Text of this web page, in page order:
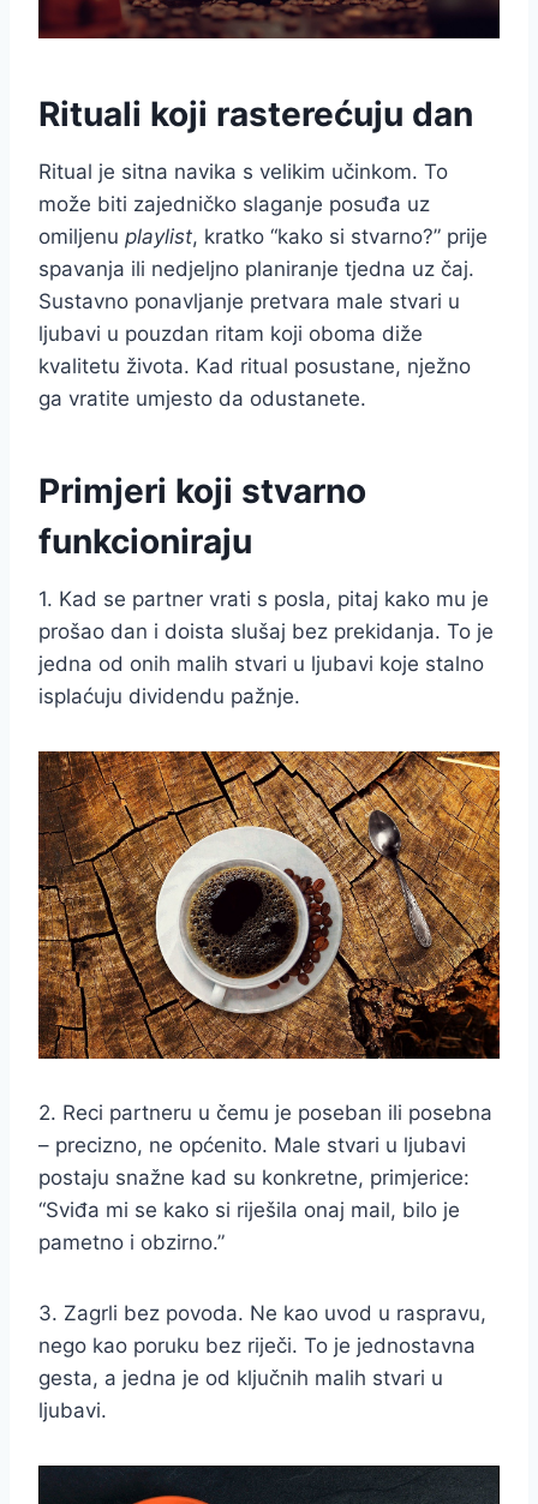
Rituali koji rasterećuju dan
Ritual je sitna navika s velikim učinkom. To
može biti zajedničko slaganje posuđa uz
omiljenu playlist, kratko “kako si stvarno?” prije
spavanja ili nedjeljno planiranje tjedna uz čaj.
Sustavno ponavljanje pretvara male stvari u
ljubavi u pouzdan ritam koji oboma diže
kvalitetu života. Kad ritual posustane, nježno
ga vratite umjesto da odustanete.
Primjeri koji stvarno
funkcioniraju
1. Kad se partner vrati s posla, pitaj kako mu je
prošao dan i doista slušaj bez prekidanja. To je
jedna od onih malih stvari u ljubavi koje stalno
isplaćuju dividendu pažnje.
2. Reci partneru u čemu je poseban ili posebna
– precizno, ne općenito. Male stvari u ljubavi
postaju snažne kad su konkretne, primjerice:
“Sviđa mi se kako si riješila onaj mail, bilo je
pametno i obzirno.”
3. Zagrli bez povoda. Ne kao uvod u raspravu,
nego kao poruku bez riječi. To je jednostavna
gesta, a jedna je od ključnih malih stvari u
ljubavi.